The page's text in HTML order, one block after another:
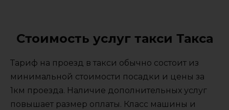
Стоимость услуг такси Такса
Тариф на проезд в такси обычно состоит из
минимальной стоимости посадки и цены за
1км проезда. Наличие дополнительных услуг
повышает размер оплаты. Класс машины и